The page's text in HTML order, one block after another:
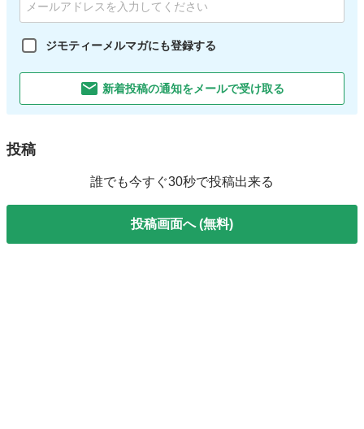
ジモティーメルマガにも登録する
新着投稿の通知をメールで受け取る
投稿
誰でも今すぐ30秒で投稿出来る
投稿画面へ (無料)